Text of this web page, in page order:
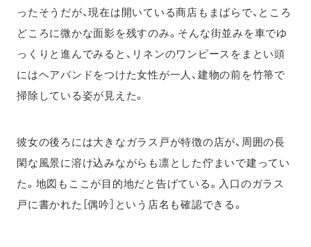
ったそうだが、現在は開いている商店もまばらで、ところ
どころに微かな面影を残すのみ。そんな街並みを車でゆ
っくりと進んでみると、リネンのワンピースをまとい頭
にはヘアバンドをつけた女性が一人、建物の前を竹箒で
掃除している姿が見えた。
彼女の後ろには大きなガラス戸が特徴の店が、周囲の長
閑な風景に溶け込みながらも凛とした佇まいで建ってい
た。地図もここが目的地だと告げている。入口のガラス
戸に書かれた［偶吟］という店名も確認できる。